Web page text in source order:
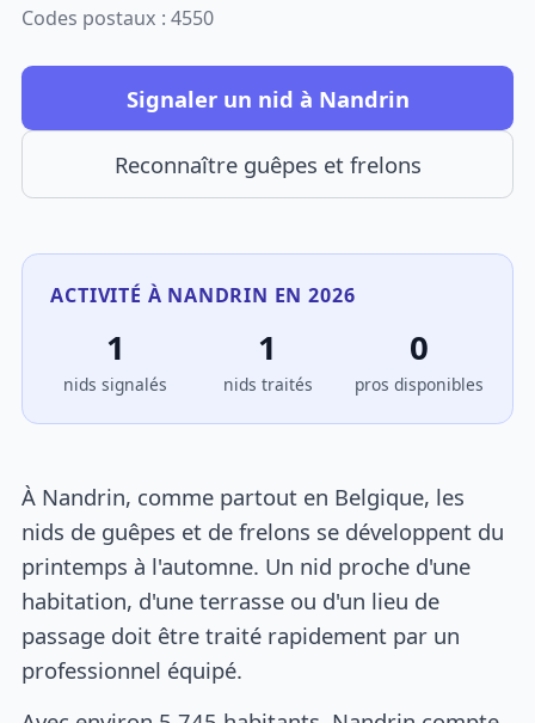
Codes postaux : 4550
Signaler un nid à Nandrin
Reconnaître guêpes et frelons
ACTIVITÉ À NANDRIN EN 2026
1
nids signalés
1
nids traités
0
pros disponibles
À Nandrin, comme partout en Belgique, les
nids de guêpes et de frelons se développent du
printemps à l'automne. Un nid proche d'une
habitation, d'une terrasse ou d'un lieu de
passage doit être traité rapidement par un
professionnel équipé.